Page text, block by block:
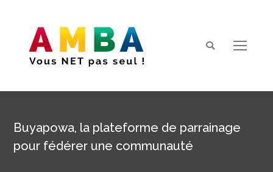
Search:
Buyapowa, la plateforme de parrainage
pour fédérer une communauté